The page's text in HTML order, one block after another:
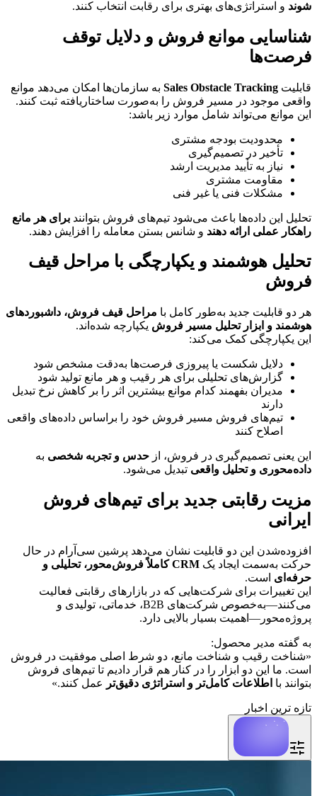
شوند و استراتژی‌های بهتری برای رقابت انتخاب کنند.
فرصت‌ها
قابلیت Sales Obstacle Tracking
واقعی موجود در مسیر فروش را به‌صورت ساختاریافته ثبت کنند.
این موانع می‌تواند شامل موارد زیر باشد:
محدودیت بودجه مشتری
تأخیر در تصمیم‌گیری
نیاز به تأیید مدیریت ارشد
مقاومت مشتری
مشکلات فنی یا غیر فنی
تحلیل این داده‌ها باعث می‌شود تیم‌های فروش بتوانند
راهکار عملی ارائه دهند و شانس بستن معامله را افزایش دهند.
فروش
هر دو قابلیت جدید به‌طور کامل با
هوشمند و ابزار تحلیل مسیر فروش یکپارچه شده‌اند.
این یکپارچگی کمک می‌کند:
دلایل شکست یا پیروزی فرصت‌ها به‌دقت مشخص شود
گزارش‌های تحلیلی برای هر رقیب و هر مانع تولید شود
دارند
اصلاح کنند
این یعنی تصمیم‌گیری در فروش، از حدس و تجربه شخصی به
داده‌محوری و تحلیل واقعی
تبدیل می‌شود.
ایرانی
حرکت به‌سمت ایجاد یک
حرفه‌ای
است.
پروژه‌محور—اهمیت بسیار بالایی دارد.
به گفته مدیر محصول:
بتوانند با اطلاعات کامل‌تر و استراتژی دقیق‌تر عمل کنند.»
تازه ترین اخبار